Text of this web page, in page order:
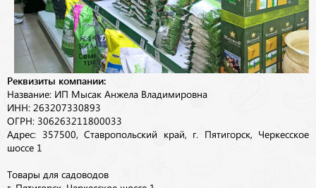
Реквизиты компании:
Название: ИП Мысак Анжела Владимировна
ИНН: 263207330893
ОГРН: 306263211800033
Адрес: 357500, Ставропольский край, г. Пятигорск, Черкесское
шоссе 1
Товары для садоводов